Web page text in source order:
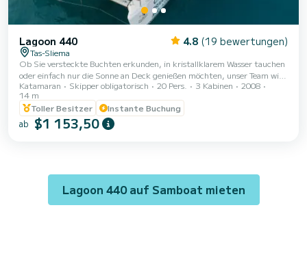
Lagoon 440 4.8 (19 bewertungen)
Tas-Sliema
Ob Sie versteckte Buchten erkunden, in kristallklarem Wasser tauchen
oder einfach nur die Sonne an Deck genießen möchten, unser Team wird
mit Ihnen zusammenarbeiten, um ein maßgeschneidertes
Reiseprogramm zu erstellen, das all Ihre Wünsche erfüllt. Unser Ziel ist
es, Ihnen ein außergewöhnliches und persönliches Erlebnis zu bieten, das
Sie ein Leben lang schätzen werden. Mieten Sie dieses wunderschöne
Lagoon 440 Katamaran in Malta! Dieser geräumige Katamaran ist voll
Katamaran Skipper obligatorisch 20 Pers. 3 Kabinen
2008
14 m
Toller Besitzer
Instante Buchung
ab $1 153,50
Lagoon 440 auf Samboat mieten